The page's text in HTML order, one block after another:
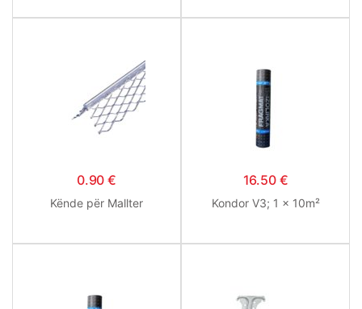
0.90€
Kënde për Mallter
16.50 €
Kondor V3; 1 x 10m²